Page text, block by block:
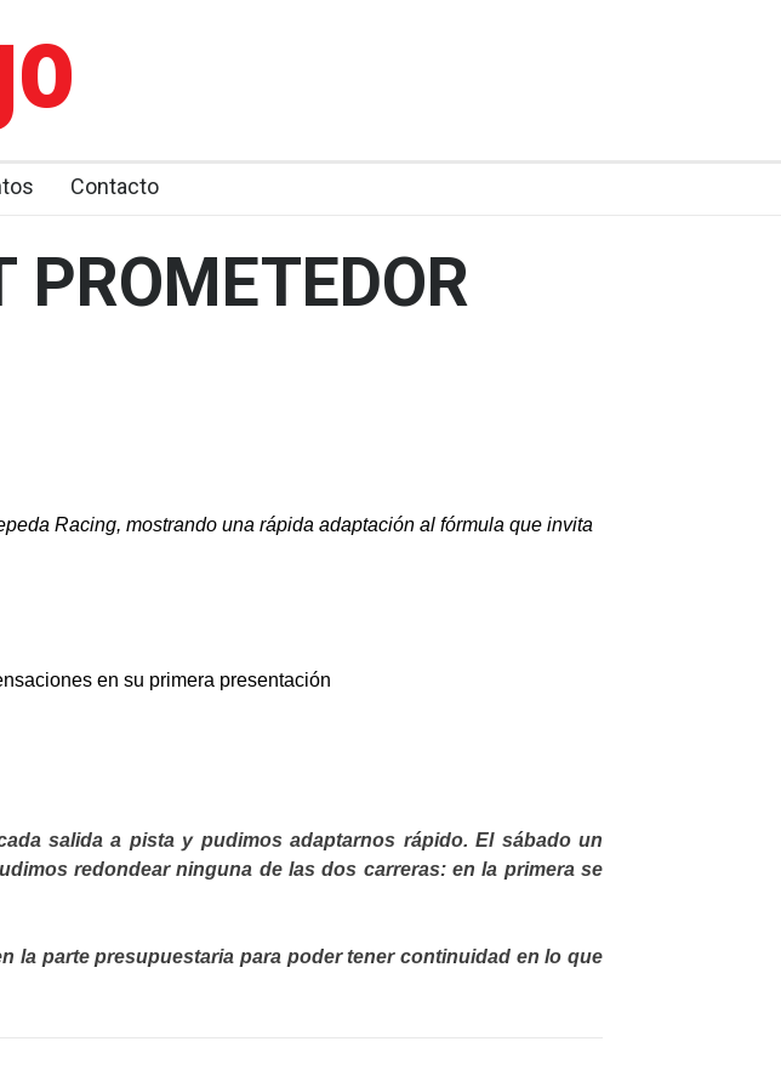
Contacto
PROMETEDOR
Racing, mostrando una rápida adaptación al fórmula que invita
en su primera presentación
salida a pista y pudimos adaptarnos rápido. El sábado un
redondear ninguna de las dos carreras: en la primera se
la parte presupuestaria para poder tener continuidad en lo que